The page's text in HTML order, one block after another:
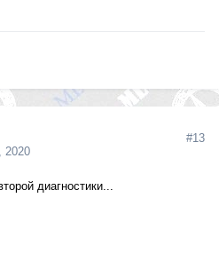
2020
#13
диагностики...